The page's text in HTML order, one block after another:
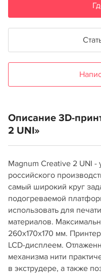
Описание 3D-
2 UNI»
Magnum Creative 2 UNI
российского
самый широкий круг
подогреваемой
использовать для
материалов.
260х170х170 мм.
LCD-дисплеем.
механизма нити
в экструдере, а также